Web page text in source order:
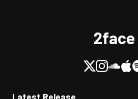
2face